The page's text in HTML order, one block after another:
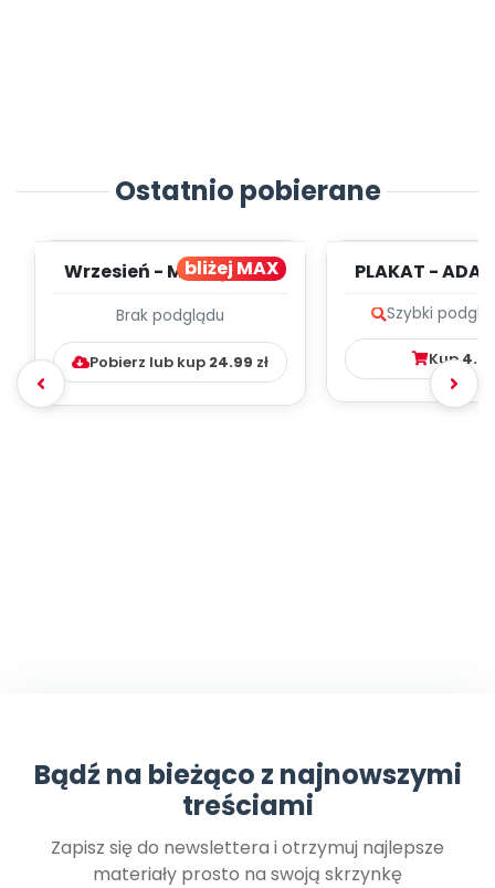
Ostatnio pobierane
bliżej MAX
Wrzesień - MIESIĘCZNY
WYCHOWAWCZO –
DYDAKTYC...
Brak podglądu
Pobierz lub kup 24.99 zł
PLAKAT -
Szybki
Kup
Bądź na bieżąco z najnowszymi
treściami
Zapisz się do newslettera i otrzymuj najlepsze
materiały prosto na swoją skrzynkę